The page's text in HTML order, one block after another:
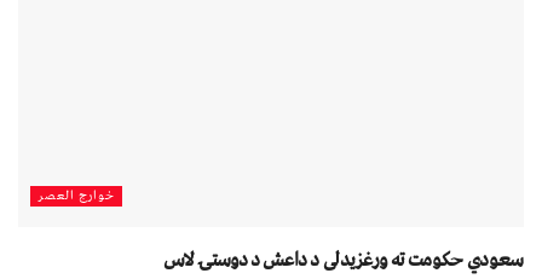
خوارج العصر
سعودي حکومت ته ورغزیدلی د داعش د دوستۍ لاس